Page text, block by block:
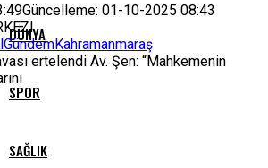
DÜNYA
SPOR
SAĞLIK
Güncelleme: 01-10-2025 08:43
GündemKahramanmaraş